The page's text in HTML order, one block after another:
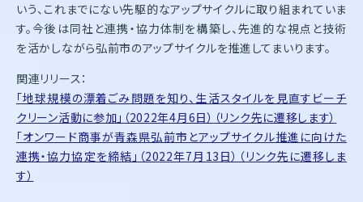
いう、これまでにない先駆的なアップサイクルに取り組まれていま
す。今後は同社と連携・協力体制を構築し、先進的な視点と技術
を活かしながら弘前市のアップサイクルを推進してまいります。
関連リリース：
「地球規模の漂着ごみ問題を知り、生活スタイルを見直すビーチ
クリーン活動に参加」（2022年4月6日） （リンク先に遷移します）
「オンワード商事が青森県弘前市とアップサイクル推進に向けた
連携・協力協定を締結」（2022年7月13日）（リンク先に遷移しま
す）